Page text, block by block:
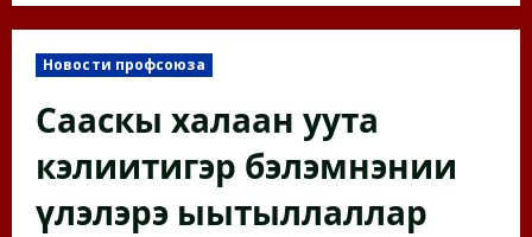
Новости профсоюза
Сааскы халаан уута
кэлиитигэр бэлэмнэнии
үлэлэрэ ыытыллаллар